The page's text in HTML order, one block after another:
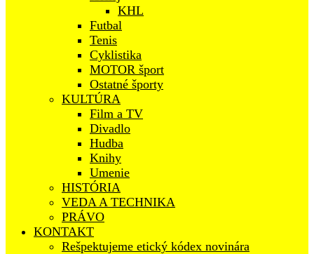
KHL
Futbal
Tenis
Cyklistika
MOTOR šport
Ostatné športy
KULTÚRA
Film a TV
Divadlo
Hudba
Knihy
Umenie
HISTÓRIA
VEDA A TECHNIKA
PRÁVO
KONTAKT
Rešpektujeme etický kódex novinára